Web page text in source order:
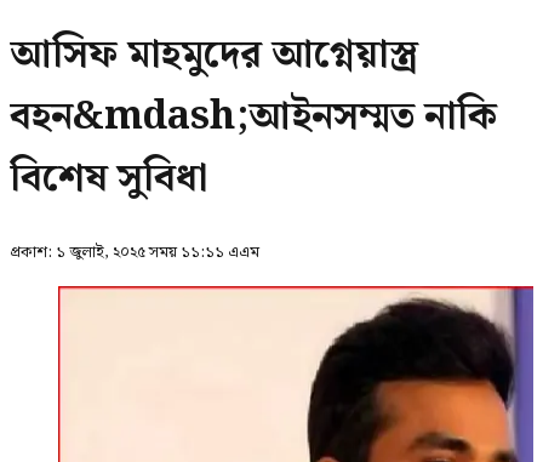
আসিফ মাহমুদের আগ্নেয়াস্ত্র
বহন&mdash;আইনসম্মত নাকি
বিশেষ সুবিধা
প্রকাশ: ১ জুলাই, ২০২৫ সময় ১১:১১ এএম